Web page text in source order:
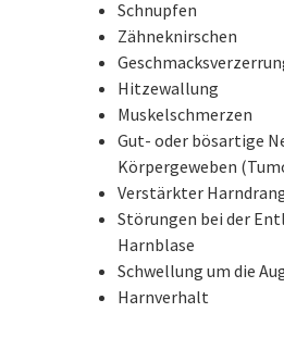
Schnupfen
Zähneknirschen
Hitzewallung
Muskelschmerzen
Gut- oder bösartige
Körpergeweben
Verstärkter
Störungen bei der
Harnblase
Schwellung um die
Harnverhalt